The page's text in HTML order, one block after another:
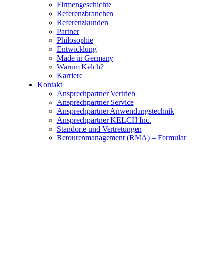
Firmengeschichte
Referenzbranchen
Referenzkunden
Partner
Philosophie
Entwicklung
Made in Germany
Warum Kelch?
Karriere
Kontakt
Ansprechpartner Vertrieb
Ansprechpartner Service
Ansprechpartner Anwendungstechnik
Ansprechpartner KELCH Inc.
Standorte und Vertretungen
Retourenmanagement (RMA) – Formular